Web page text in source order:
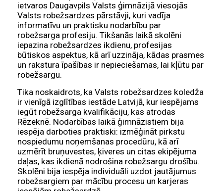
ietvaros Daugavpils Valsts ģimnāzijā viesojās
Valsts robežsardzes pārstāvji, kuri vadīja
informatīvu un praktisku nodarbību par
robežsarga profesiju. Tikšanās laikā skolēni
iepazina robežsardzes ikdienu, profesijas
būtiskos aspektus, kā arī uzzināja, kādas prasmes
un rakstura īpašības ir nepieciešamas, lai kļūtu par
robežsargu.
Tika noskaidrots, ka Valsts robežsardzes koledža
ir vienīgā izglītības iestāde Latvijā, kur iespējams
iegūt robežsarga kvalifikāciju, kas atrodas
Rēzeknē. Nodarbības laikā ģimnāzistiem bija
iespēja darboties praktiski: izmēģināt pirkstu
nospiedumu noņemšanas procedūru, kā arī
uzmērīt bruņuvestes, ķiveres un citas ekipējuma
daļas, kas ikdienā nodrošina robežsargu drošību.
Skolēni bija iespēja individuāli uzdot jautājumus
robežsargiem par mācību procesu un karjeras